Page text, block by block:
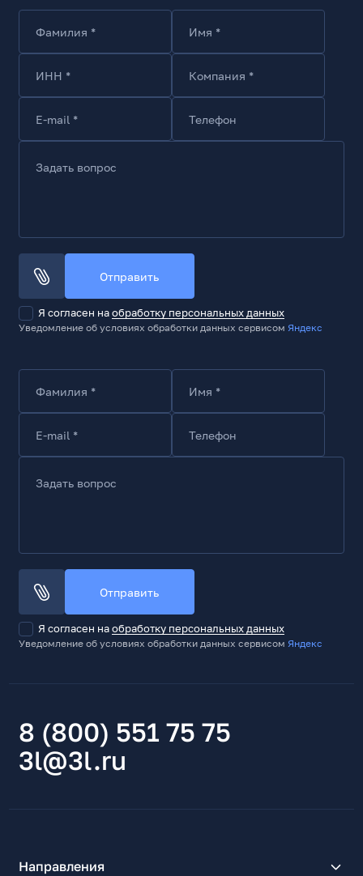
Особенности
Разметка нанесена методом травления (что делает
Фамилия * Имя *
ИНН * Компания *
E-mail * Телефон
Задать вопрос
Отправить
Я согласен наобработку персональных данных
Уведомление об условиях обработки данных сервисомЯндекс
Фамилия * Имя *
E-mail * Телефон
Задать вопрос
Отправить
Я согласен наобработку персональных данных
Уведомление об условиях обработки данных сервисомЯндекс
8 (800) 551 75 75
3l@3l.ru
Направления